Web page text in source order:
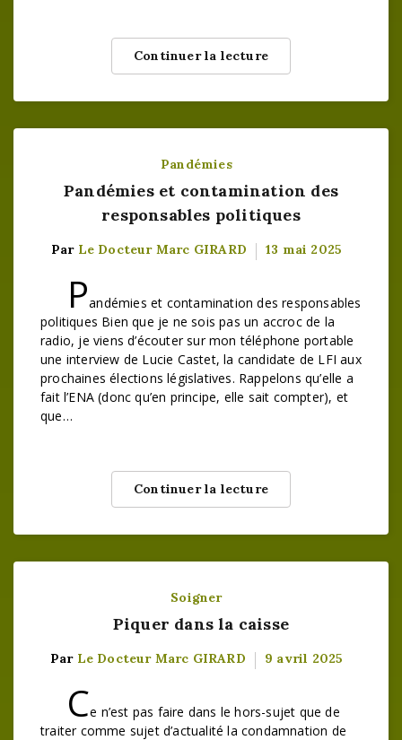
Continuer la lecture
Pandémies
Pandémies et contamination des
responsables politiques
Par Le Docteur Marc GIRARD 13 mai 2025
Pandémies et contamination des responsables
politiques Bien que je ne sois pas un accroc de la
radio, je viens d’écouter sur mon téléphone portable
une interview de Lucie Castet, la candidate de LFI aux
prochaines élections législatives. Rappelons qu’elle a
fait l’ENA (donc qu’en principe, elle sait compter), et
que…
Continuer la lecture
Soigner
Piquer dans la caisse
Par Le Docteur Marc GIRARD 9 avril 2025
Ce n’est pas faire dans le hors-sujet que de
traiter comme sujet d’actualité la condamnation de